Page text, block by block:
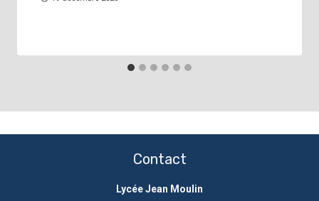
Contact
Lycée Jean Moulin